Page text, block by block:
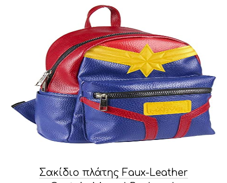
Σακίδιο πλάτης Faux-Leather